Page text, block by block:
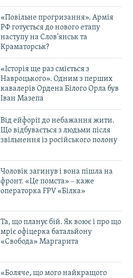
«Повільне прогризання». Армія
РФ готується до нового етапу
наступу на Слов’янськ та
Краматорськ?
«Історія ще раз сміється з
Навроцького». Одним з перших
кавалерів Ордена Білого Орла був
Іван Мазепа
Від ейфорії до небажання жити.
Що відбувається з людьми після
звільнення із російського полону
Чоловік загинув і вона пішла на
фронт. «Це помста» – каже
операторка FPV «Білка»
Та, що планує бій. Як воює і про що
мріє офіцерка батальйону
«Свобода» Маргарита
«Боляче, що мого найкращого